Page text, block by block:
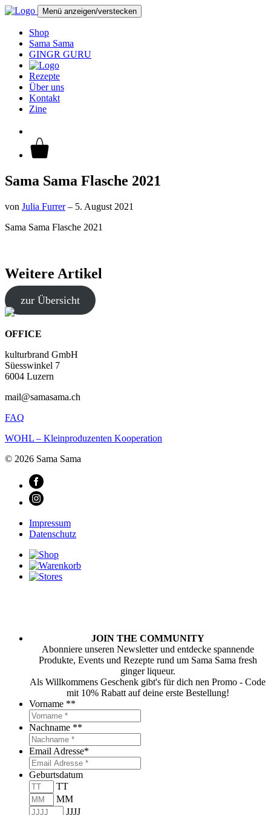
Menü anzeigen/verstecken
Shop
Sama Sama
GINGR GURU
Rezepte
Über uns
Kontakt
Zine
Sama Sama Flasche 2021
von Julia Furrer– 5. August 2021
Sama Sama Flasche 2021
Weitere Artikel
zur Übersicht
OFFICE
kulturbrand GmbH
Süesswinkel 7
6004 Luzern
mail@samasama.ch
FAQ
WOHL – Kleinproduzenten Kooperation
© 2026 Sama Sama
Impressum
Datenschutz
JOIN THE COMMUNITY
Abonniere unseren Newsletter und entdecke spannende
Produkte, Events und Rezepte rund um Sama Sama fresh
ginger liqueur.
Als Willkommens Geschenk gibt's für dich nen Promo - Code
mit 10% Rabatt auf deine erste Bestellung!
Vorname **
Nachname **
Email Adresse*
Geburtsdatum
TT
MM
JJJJ